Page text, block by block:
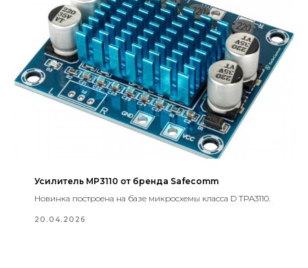
Усилитель MP3110 от бренда Safecomm
Новинка построена на базе микросхемы класса D TPA3110.
20.04.2026